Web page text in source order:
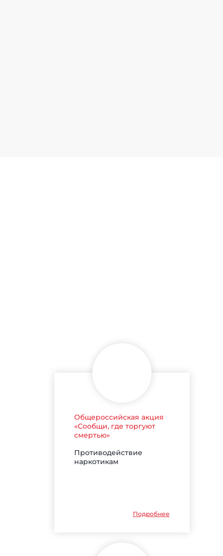
Общероссийская акция
«Сообщи, где торгуют
смертью»
Противодействие
наркотикам
Подробнее